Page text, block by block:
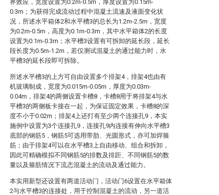
界效应，宽度设置为0.2m-0.5m，厚度设置为0.15m-
0.3m；为获得完成流动过程中混凝土流速及液面变化状
况，所述水平箱体2和水平槽3的总长为1.2m-2.5m，宽度
为0.2m-0.5m，高度为0.1m-0.3m，其中水平箱体2的长度
设置为0.1m-0.3m；水平槽3设置有可拆卸的延长段，延长
段长度为0.5m‐1.2m，若仅测试混凝土的通过能力时，水
平槽3的延长段即可拆除。
所述水平槽3的上方可自由设置多个排架4，排架4也由有
机玻璃制成，宽度为0.015m-0.05m，厚度为0.03m-
0.04m，排架4的两侧设置卡槽8，卡槽8用于将排架4与水
平槽3的两侧板卡接在一起，为保证固定效果，卡槽8的深
度不小于0.02m；排架4上还打有至少两个连接孔9，本实
施例中设置为3个连接孔9，连接孔9内连接有伸向水平槽3
底部的钢筋5，钢筋5可选用带肋、光圆形式，亦可加焊箍
筋；由于排架4可以在水平槽3上自由移动、组合和拆卸，
因此可精确模拟不同钢筋5的排数及排距、不同钢筋5的数
量以及箍筋情况下流态混凝土的流动及通过能力。
本实用新型还设置有两道活动门，活动门6设置在水平箱体
2与水平槽3的连接处，用于控制混凝土的流动，另一道活